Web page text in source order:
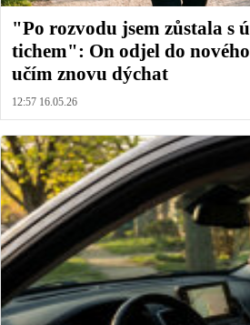
"Po rozvodu jsem zůstala s
tichem": On odjel do
učím znovu dýchat
12:57 16.05.26